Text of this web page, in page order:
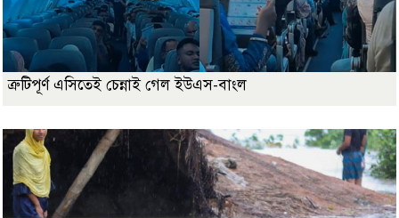
ত্রুটিপূর্ণ এসিতেই চেন্নাই গেল ইউএস-বাংল